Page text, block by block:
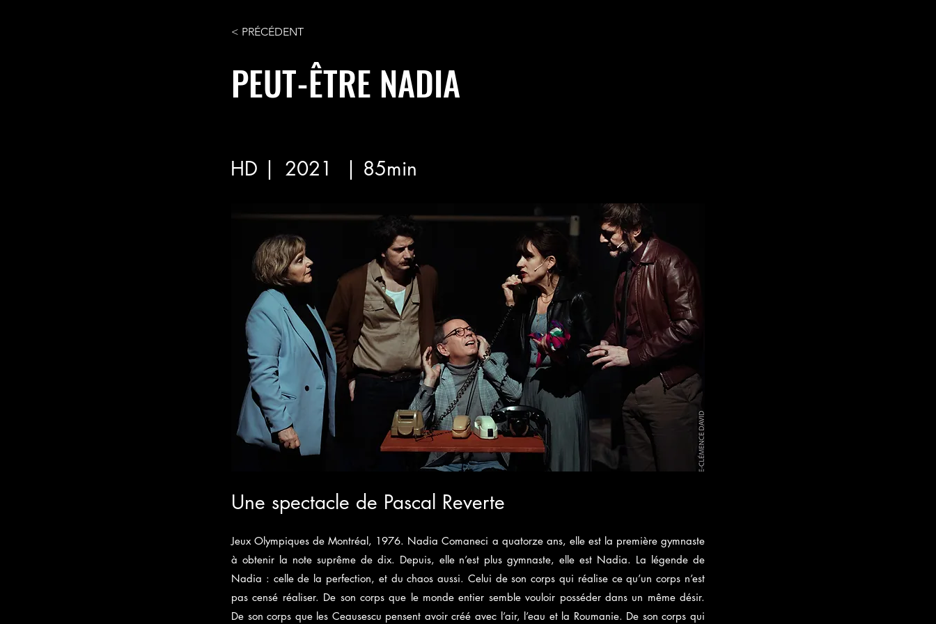
< PRÉCÉDENT
PEUT-ÊTRE NADIA
HD | 2021 | 85min
Une spectacle de Pascal Reverte
Jeux Olympiques de Montréal, 1976. Nadia Comaneci a quatorze ans, elle est la première gymnaste
à obtenir la note suprême de dix. Depuis, elle n’est plus gymnaste, elle est Nadia. La légende de
Nadia : celle de la perfection, et du chaos aussi. Celui de son corps qui réalise ce qu’un corps n’est
pas censé réaliser. De son corps que le monde entier semble vouloir posséder dans un même désir.
De son corps que les Ceausescu pensent avoir créé avec l’air, l’eau et la Roumanie. De son corps qui